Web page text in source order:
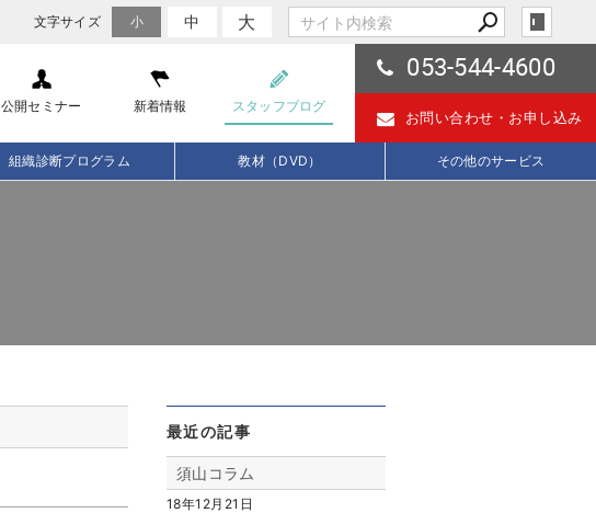
文字サイズ 小 中 大
公開セミナー 新着情報 スタッフブログ
053-544-4600
お問い合わせ・ お申し込み
組織診断プログラム 教材（DVD） その他のサービス
最近の記事
須山コラム
18年12月21日